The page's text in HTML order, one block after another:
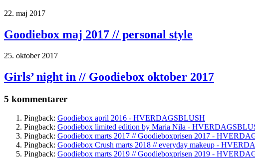
22. maj 2017
Goodiebox maj 2017 // personal style
25. oktober 2017
Girls’ night in // Goodiebox oktober 2017
5 kommentarer
Pingback: Goodiebox april 2016 - HVERDAGSBLUSH
Pingback: Goodiebox limited edition by Maria Nila -
Pingback: Goodiebox marts 2017 // Goodieboxprisen 2017 -
Pingback: Goodiebox Crush marts 2018 // everyday makeup -
Pingback: Goodiebox marts 2019 // Goodieboxprisen 2019 -